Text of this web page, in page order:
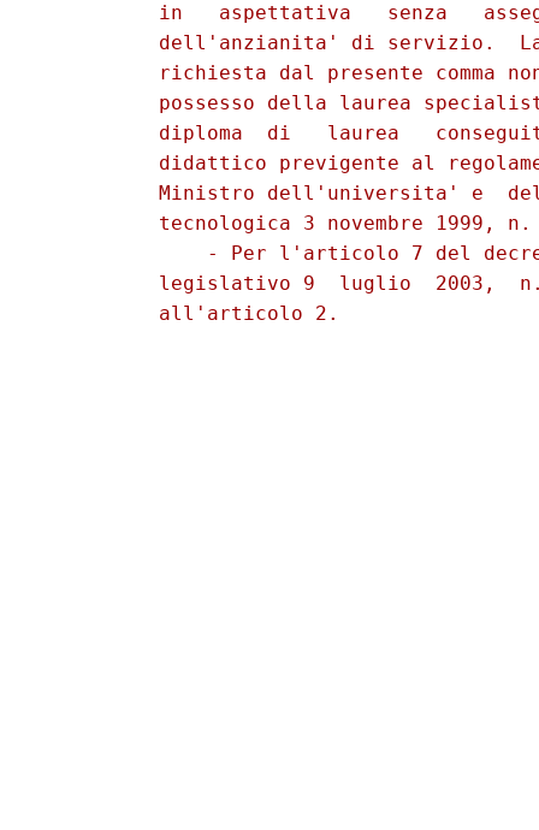
in   aspettativa   senza
dell'anzianita' di servizio.
richiesta dal presente comma
possesso della laurea
diploma  di   laurea
didattico previgente al
Ministro dell'universita' e
tecnologica 3 novembre 1999,
- Per l'articolo 7 del
legislativo 9  luglio  2003,